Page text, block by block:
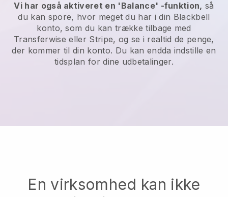
Vi har også aktiveret en 'Balance' -funktion, så
du kan spore, hvor meget du har i din Blackbell
konto, som du kan trække tilbage med
Transferwise eller Stripe, og se i realtid de penge,
der kommer til din konto. Du kan endda indstille en
tidsplan for dine udbetalinger.
En virksomhed kan ikke